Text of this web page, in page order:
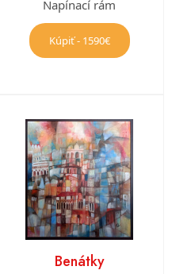
Napínací rám
Kúpiť - 1590€
Benátky